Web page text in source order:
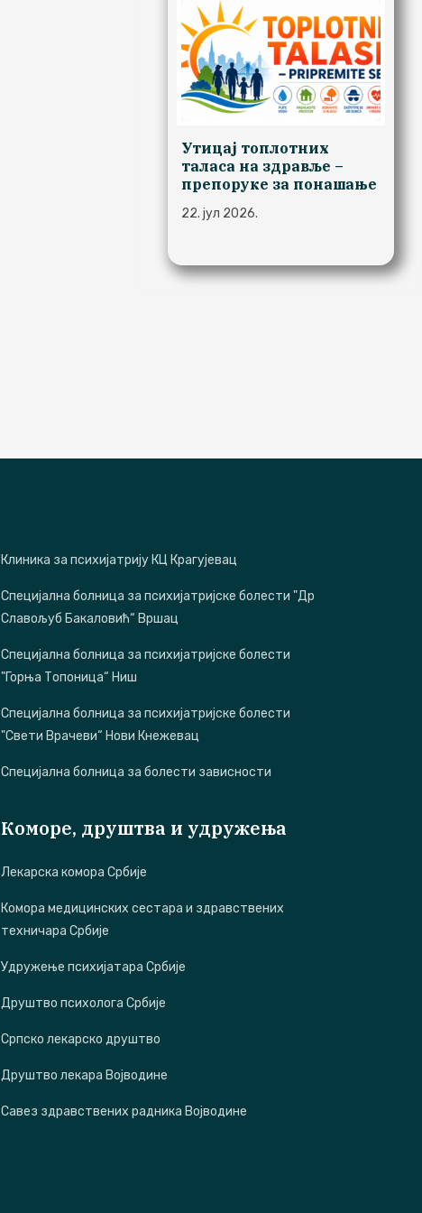
Утицај топлотних
таласа на здравље –
препоруке за понашање
22. јул 2026.
Клиника за психијатрију КЦ Крагујевац
Специјална болница за психијатријске болести "Др
Славољуб Бакаловић“ Вршац
Специјална болница за психијатријске болести
"Горња Топоница“ Ниш
Специјална болница за психијатријске болести
"Свети Врачеви“ Нови Кнежевац
Специјална болница за болести зависности
Коморе, друштва и удружења
Лекарска комора Србије
Комора медицинских сестара и здравствених
техничара Србије
Удружење психијатара Србије
Друштво психолога Србије
Српско лекарско друштво
Друштво лекара Војводине
Савез здравствених радника Војводине